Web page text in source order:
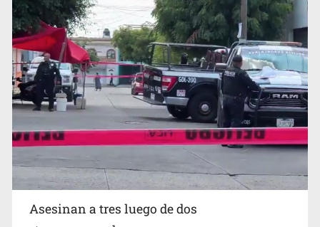
Mujer resulta lesionada tras ataque de pitbull en
Zapopan
Asesinan a tres luego de dos